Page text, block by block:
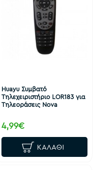
Huayu Συμβατό
Τηλεχειριστήριο LOR183 για
Τηλεοράσεις Nova
4,99€
ΚΑΛΆΘΙ